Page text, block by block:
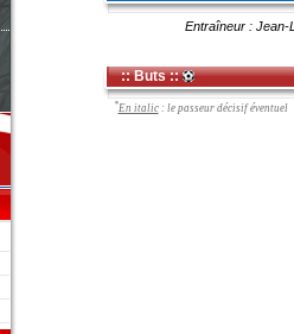
Entraîneur : Jean-
:: Buts ::
*En italic: le passeur décisif éventuel